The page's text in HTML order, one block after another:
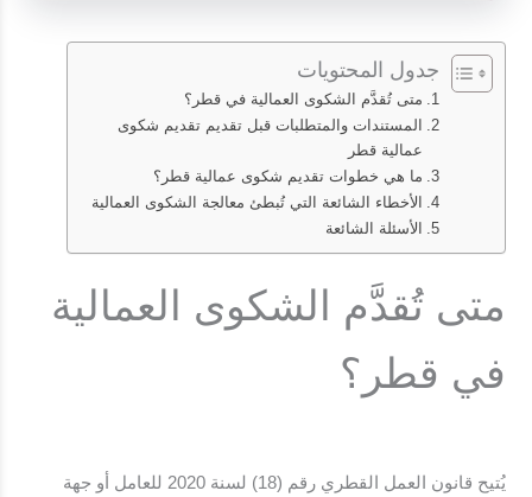
جدول المحتويات
متى تُقدَّم الشكوى العمالية في قطر؟
المستندات والمتطلبات قبل تقديم تقديم شكوى
عمالية قطر
ما هي خطوات تقديم شكوى عمالية قطر؟
الأخطاء الشائعة التي تُبطئ معالجة الشكوى العمالية
الأسئلة الشائعة
متى تُقدَّم الشكوى العمالية
في قطر؟
يُتيح قانون العمل القطري رقم (18) لسنة 2020 للعامل أو جهة